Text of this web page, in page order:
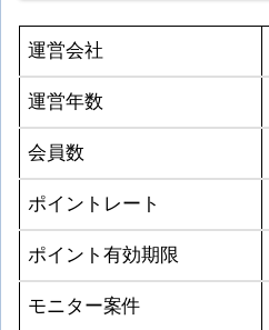
運営会社
運営年数
会員数
ポイントレート
ポイント有効期限
モニター案件